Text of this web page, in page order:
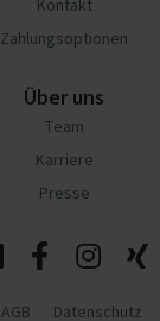
Kontakt
Zahlungsoptionen
Über uns
Team
Karriere
Presse
AGB Datenschutz